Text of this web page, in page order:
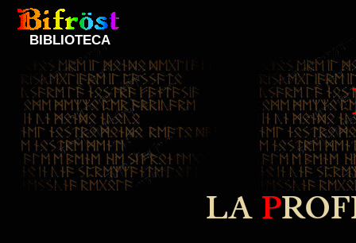
BIBLIOTECA
LA P